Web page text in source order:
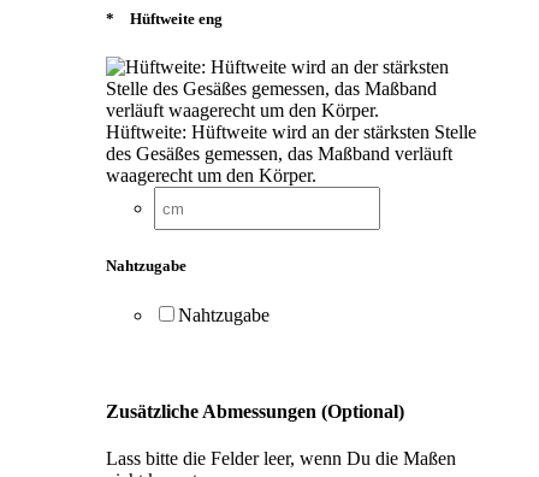
* Hüftweite eng
Hüftweite: Hüftweite wird an der stärksten Stelle
des Gesäßes gemessen, das Maßband verläuft
waagerecht um den Körper.
Nahtzugabe
Nahtzugabe
Zusätzliche Abmessungen (Optional)
Lass bitte die Felder leer, wenn Du die Maßen